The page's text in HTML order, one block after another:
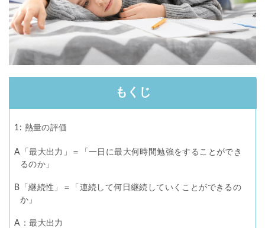
もくじ
1: 熱量の評価
A「最大出力」＝「一日に最大何時間勉強をすることができ
るのか」
B「継続性」＝「連続して何日継続していくことができるの
か」
A：最大出力
TopGun特訓 コベツバ過去問動画解説
コベツバからのお知らせ 抽象化能力 熱量